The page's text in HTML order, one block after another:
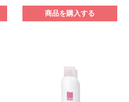
商品を購入する